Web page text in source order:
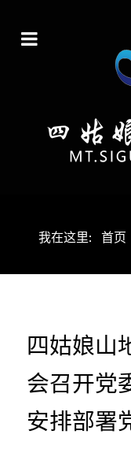
我在这里: 首页
四姑娘山
会召开党
安排部署